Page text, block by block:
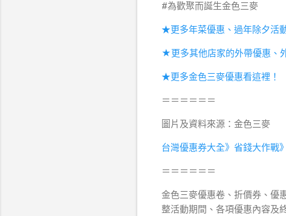
#為歡聚而誕生金色三麥
★更多年菜優惠、過年除夕活
★更多其他店家的外帶優惠、
★更多金色三麥優惠看這裡！
＝＝＝＝＝＝
圖片及資料來源：金色三麥
台灣優惠券大全》省錢大作戰
＝＝＝＝＝＝
金色三麥優惠卷、折價券、優
整活動期間、各項優惠內容及